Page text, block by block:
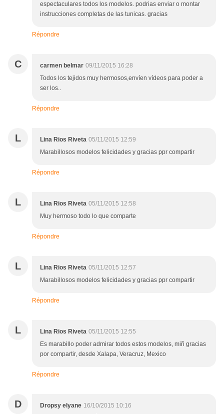
espectaculares todos los modelos. podrias enviar o montar
instrucciones completas de las tunicas. gracias
Répondre
C carmen belmar 09/11/2015 16:28
Todos los tejidos muy hermosos,envíen vídeos para poder a
ser los..
Répondre
L Lina Rios Riveta 05/11/2015 12:59
Marabillosos modelos felicidades y gracias ppr compartir
Répondre
L Lina Rios Riveta 05/11/2015 12:58
Muy hermoso todo lo que comparte
Répondre
L Lina Rios Riveta 05/11/2015 12:57
Marabillosos modelos felicidades y gracias ppr compartir
Répondre
L Lina Rios Riveta 05/11/2015 12:55
Es marabillo poder admirar todos estos modelos, miñ gracias
por compartir, desde Xalapa, Veracruz, Mexico
Répondre
D Dropsy elyane 16/10/2015 10:16